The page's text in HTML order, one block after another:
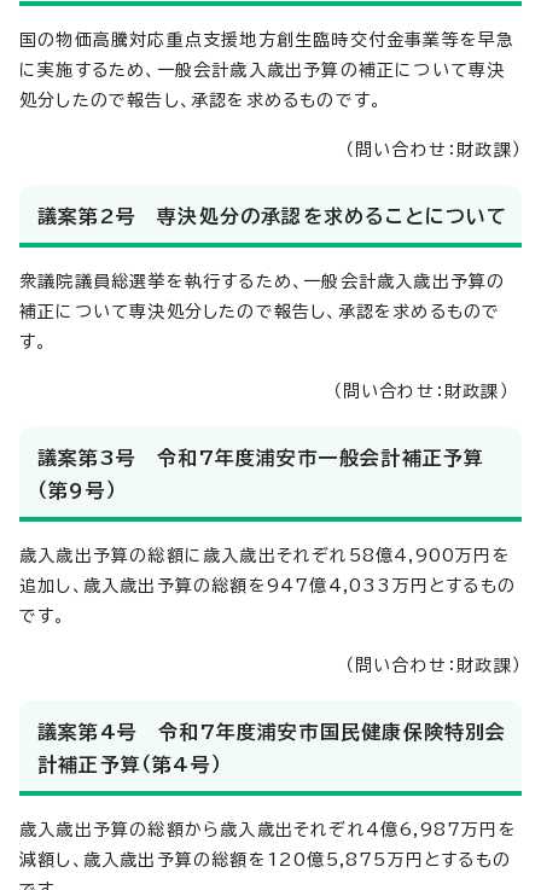
国の物価高騰対応重点支援地方創生臨時交付金事業等を早急
に実施するため、一般会計歳入歳出予算の補正について専決
処分したので報告し、承認を求めるものです。
（問い合わせ：財政課）
議案第2号 専決処分の承認を求めることについて
衆議院議員総選挙を執行するため、一般会計歳入歳出予算の
補正について専決処分したので報告し、承認を求めるもので
す。
（問い合わせ：財政課）
議案第3号 令和7年度浦安市一般会計補正予算
（第9号）
歳入歳出予算の総額に歳入歳出それぞれ58億4,900万円を
追加し、歳入歳出予算の総額を947億4,033万円とするもの
です。
（問い合わせ：財政課）
議案第4号 令和7年度浦安市国民健康保険特別会
計補正予算（第4号）
歳入歳出予算の総額から歳入歳出それぞれ4億6,987万円を
減額し、歳入歳出予算の総額を120億5,875万円とするもの